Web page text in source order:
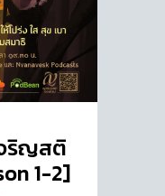
ริญสติ
1-2]